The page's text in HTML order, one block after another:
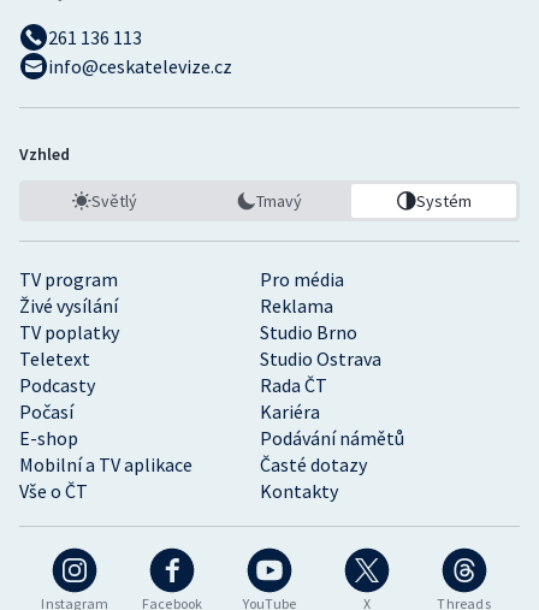
Instagram Facebook YouTube X Threads
TV program
Pro média
Živé vysílání
Reklama
TV poplatky
Studio Brno
Teletext
Studio Ostrava
Podcasty
Rada ČT
Počasí
Kariéra
E-shop
Podávání námětů
Mobilní a TV aplikace
Časté dotazy
Vše o ČT
Kontakty
261 136 113
info@ceskatelevize.cz
Vzhled
Světlý Tmavý Systém